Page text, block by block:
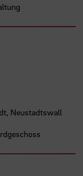
Neustadtswall